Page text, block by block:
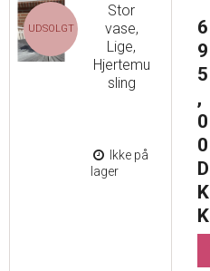
UDSOLGT
Stor
vase,
Lige,
Hjertemu
sling
Ikke på
lager
6
9
5
,
0
0
D
K
K